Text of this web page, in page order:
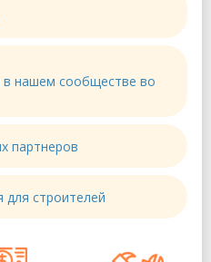
в нашем сообществе во
партнеров
для строителей